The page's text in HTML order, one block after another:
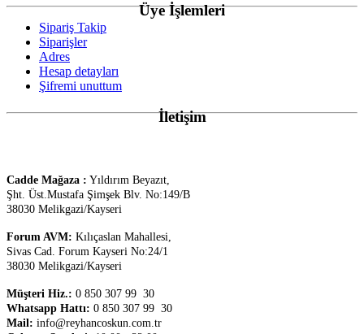
Üye İşlemleri
Sipariş Takip
Siparişler
Adres
Hesap detayları
Şifremi unuttum
İletişim
Cadde Mağaza : Yıldırım Beyazıt,
Şht. Üst.Mustafa Şimşek Blv. No:149/B
38030 Melikgazi/Kayseri
Forum AVM: Kılıçaslan Mahallesi,
Sivas Cad. Forum Kayseri No:24/1
38030 Melikgazi/Kayseri
Müşteri Hiz.: 0 850 307 99 30
Whatsapp Hattı: 0 850 307 99 30
Mail: info@reyhancoskun.com.tr